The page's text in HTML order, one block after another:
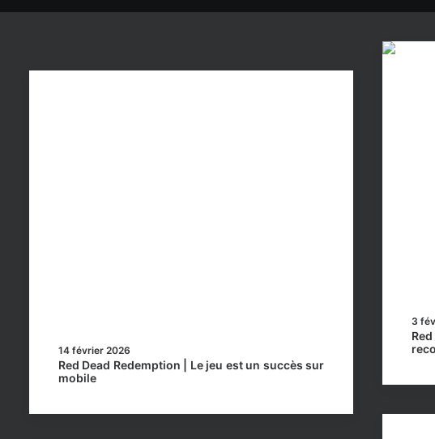
14 février 2026
Red Dead Redemption | Le jeu est un succès sur
mobile
3